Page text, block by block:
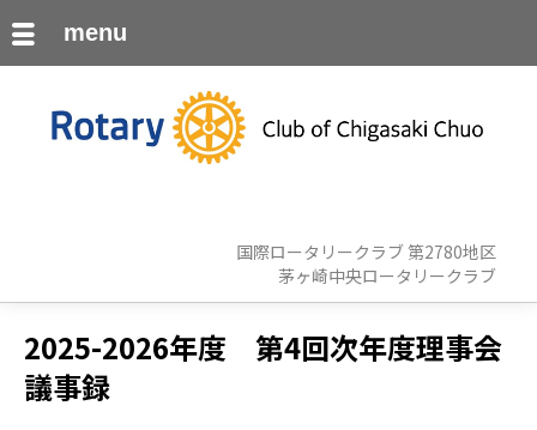
国際ロータリークラブ 第2780地区
茅ヶ崎中央ロータリークラブ
2025-2026年度 第4回次年度理事会
議事録
menu